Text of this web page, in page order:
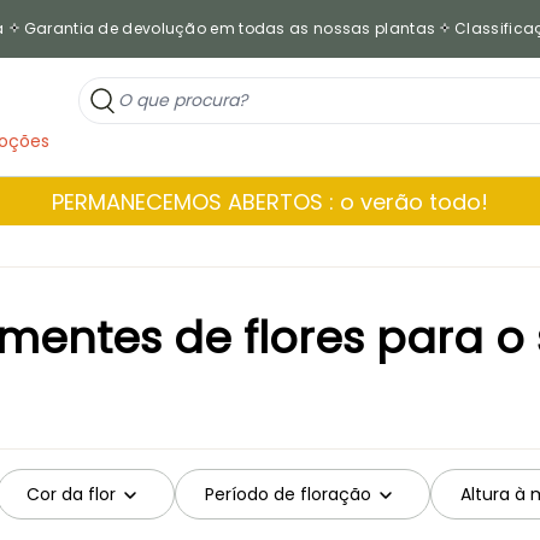
Garantia de devolução em todas as nossas plantas
PERMANECEMOS ABERTOS : o verão todo!
de flores para o
Cor da flor Período de floração Altura à